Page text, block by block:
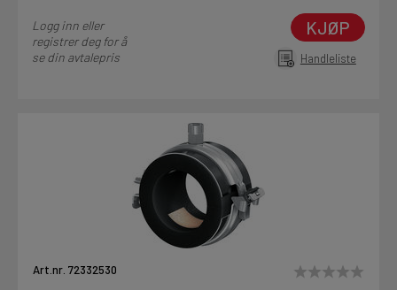
Logg inn eller
registrer deg for å
se din avtalepris
KJØP
Handleliste
Art.nr. 72332530